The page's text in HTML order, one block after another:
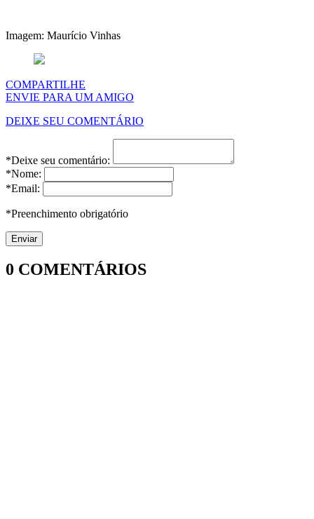
Imagem: Maurício Vinhas
COMPARTILHE
ENVIE PARA UM AMIGO
DEIXE SEU COMENTÁRIO
*Deixe seu comentário:
*Nome:
*Email:
*Preenchimento obrigatório
0 COMENTÁRIOS